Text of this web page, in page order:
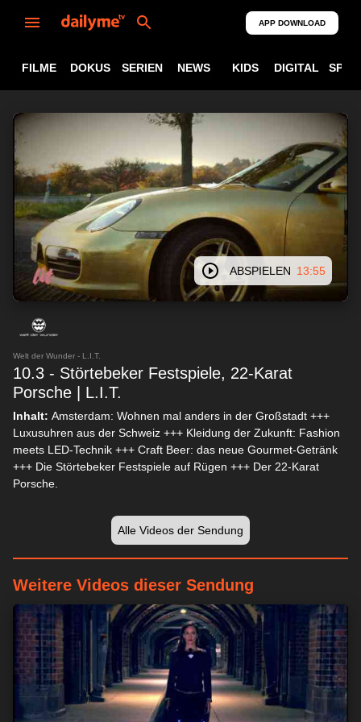
Wir und unsere 1538 Partner speichern und/oder greifen auf
Informationen wie Cookies auf einem Gerät zu und verarbeiten
personenbezogene Daten wie eindeutige Kennungen und
Standardinformationen, die von einem Gerät für personalisierte
Werbung und Inhalte, Werbung und Inhaltsmessung,
Zielgruppenforschung und Serviceentwicklung gesendet
werden. Mit Ihrer Erlaubnis dürfen wir und unsere 1538 Partner
über Gerätescans genaue Standortdaten und Kenndaten
abfragen. Sie können auf die entsprechende Schaltfläche
klicken, um der o. a. Datenverarbeitung durch uns und unsere
Partner zuzustimmen. Alternativ können Sie auf detailliertere
Informationen zugreifen und Ihre Einstellungen ändern, bevor
APP DOWNLOAD
FILME DOKUS SERIEN NEWS KIDS DIGITAL
ABSPIELEN 13:55
Welt der Wunder - L.I.T.
10.3 - Störtebeker Festspiele, 22-Karat
Porsche | L.I.T.
Inhalt: Amsterdam: Wohnen mal anders in der Großstadt +++
Luxusuhren aus der Schweiz +++ Kleidung der Zukunft: Fashion
meets LED-Technik +++ Craft Beer: das neue Gourmet-Getränk
+++ Die Störtebeker Festspiele auf Rügen +++ Der 22-Karat
Porsche.
Alle Videos der Sendung
Weitere Videos dieser Sendung